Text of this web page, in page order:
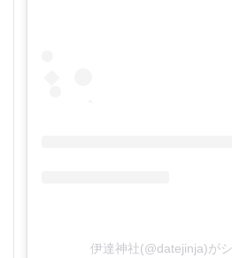
伊達神社(@datejinja)が